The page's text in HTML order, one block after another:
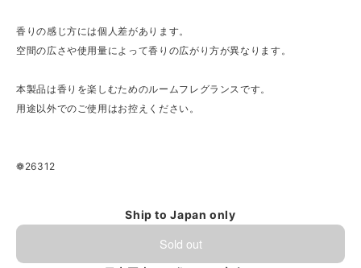
香りの感じ方には個人差があります。
空間の広さや使用量によって香りの広がり方が異なります。
本製品は香りを楽しむためのルームフレグランスです。
用途以外でのご使用はお控えください。
❁26312
Ship to Japan only
Sold out